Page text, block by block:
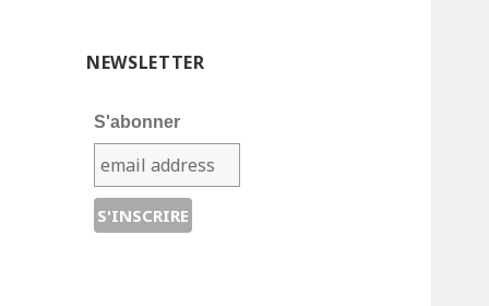
NEWSLETTER
S'abonner